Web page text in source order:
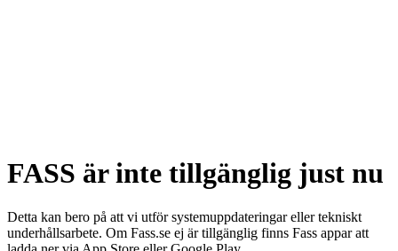
FASS är inte tillgänglig just nu
Detta kan bero på att vi utför systemuppdateringar eller tekniskt
underhållsarbete. Om Fass.se ej är tillgänglig finns Fass appar att